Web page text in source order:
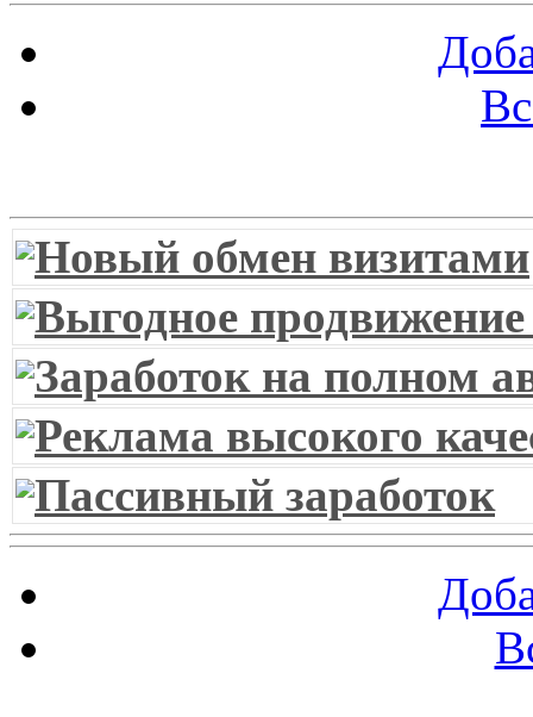
Новый обмен визитами
Выгодное продвижение
Заработок на полном
Реклама высокого
Пассивный заработок